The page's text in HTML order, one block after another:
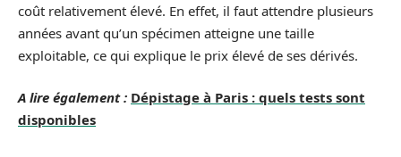
coût relativement élevé. En effet, il faut attendre plusieurs
années avant qu’un spécimen atteigne une taille
exploitable, ce qui explique le prix élevé de ses dérivés.
A lire également : Dépistage à Paris : quels tests sont
disponibles